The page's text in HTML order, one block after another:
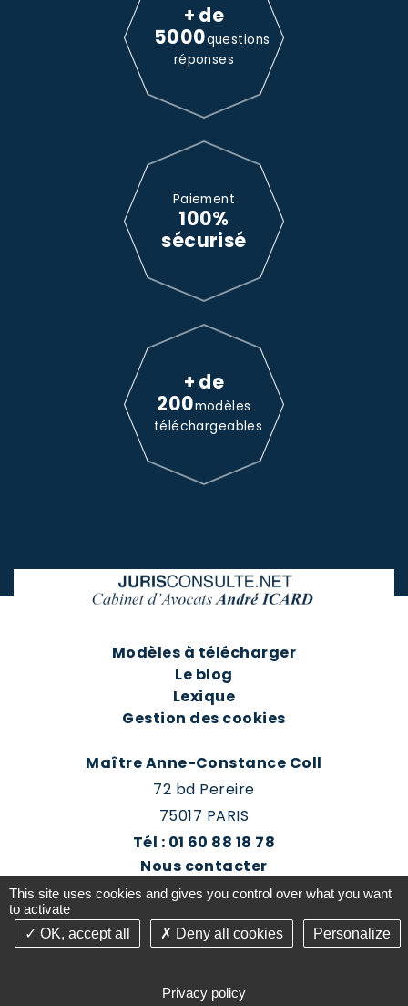
+ de
5000questions
réponses
Paiement
100%
sécurisé
+ de
200modèles
téléchargeables
Modèles à télécharger
Le blog
Lexique
Gestion des cookies
Maître Anne-Constance Coll
72 bd Pereire
75017 PARIS
Tél : 01 60 88 18 78
Nous contacter
Prendre rendez-vous
This site uses cookies and gives you control over what you want
to activate
OK, accept all
Deny all cookies Personalize
Privacy policy